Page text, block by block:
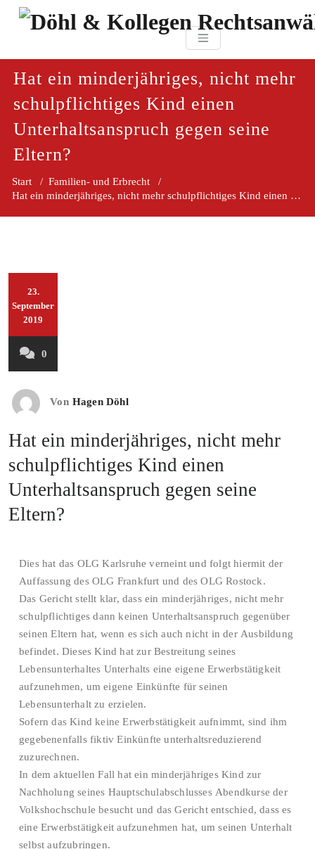
Zum
Döhl & Kollegen
Hat ein minderjähriges, nicht mehr
schulpflichtiges Kind einen
Unterhaltsanspruch gegen seine
Eltern?
Start / Familien- und Erbrecht /
Hat ein minderjähriges, nicht mehr schulpflichtiges Kind einen
23.
September
2019
0
Von Hagen Döhl
Hat ein minderjähriges, nicht mehr
schulpflichtiges Kind einen
Unterhaltsanspruch gegen seine
Eltern?
Dies hat das OLG Karlsruhe verneint und folgt hiermit der
Auffassung des OLG Frankfurt und des OLG Rostock.
Das Gericht stellt klar, dass ein minderjähriges, nicht mehr
schulpflichtiges dann keinen Unterhaltsanspruch gegenüber
seinen Eltern hat, wenn es sich auch nicht in der Ausbildung
befindet. Dieses Kind hat zur Bestreitung seines
Lebensunterhaltes Unterhalts eine eigene Erwerbstätigkeit
aufzunehmen, um eigene Einkünfte für seinen
Lebensunterhalt zu erzielen.
Sofern das Kind keine Erwerbstätigkeit aufnimmt, sind ihm
gegebenenfalls fiktiv Einkünfte unterhaltsreduzierend
zuzurechnen.
In dem aktuellen Fall hat ein minderjähriges Kind zur
Nachholung seines Hauptschulabschlusses Abendkurse der
Volkshochschule besucht und das Gericht entschied, dass es
eine Erwerbstätigkeit aufzunehmen hat, um seinen Unterhalt
selbst aufzubringen.